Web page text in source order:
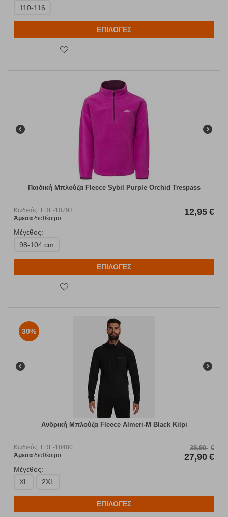
110-116
ΕΠΙΛΟΓΕΣ
Παιδική Μπλούζα Fleece Sybil Purple Orchid Trespass
Κωδικός: FRE-10793
Άμεσα διαθέσιμο
12,95 €
Μέγεθος:
98-104 cm
ΕΠΙΛΟΓΕΣ
30%
Ανδρική Μπλούζα Fleece Almeri-M Black Kilpi
Κωδικός: FRE-18480
Άμεσα διαθέσιμο
39,90 €
27,90 €
Μέγεθος:
XL
2XL
ΕΠΙΛΟΓΕΣ